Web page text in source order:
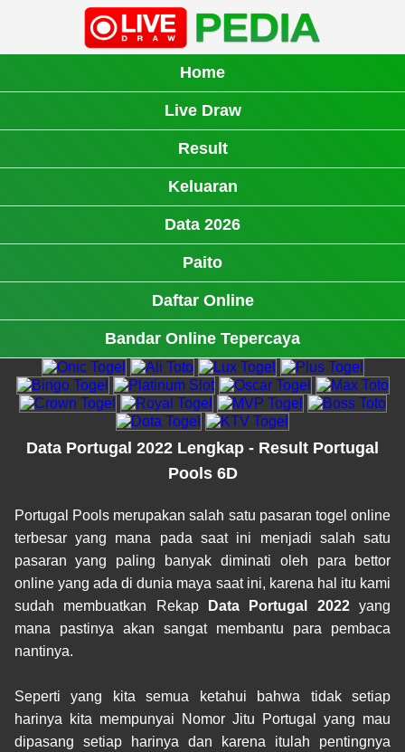
Home
Live Draw
Result
Keluaran
Data 2026
Paito
Daftar Online
Bandar Online Tepercaya
Data Portugal 2022 Lengkap - Result Portugal
Pools 6D
Portugal Pools merupakan salah satu pasaran togel online
terbesar yang mana pada saat ini menjadi salah satu
pasaran yang paling banyak diminati oleh para bettor
online yang ada di dunia maya saat ini, karena hal itu kami
sudah membuatkan Rekap
Data Portugal 2022yang
mana pastinya akan sangat membantu para pembaca
nantinya.
Seperti yang kita semua ketahui bahwa tidak setiap
harinya kita mempunyai Nomor Jitu Portugal yang mau
dipasang setiap harinya dan karena itulah pentingnya